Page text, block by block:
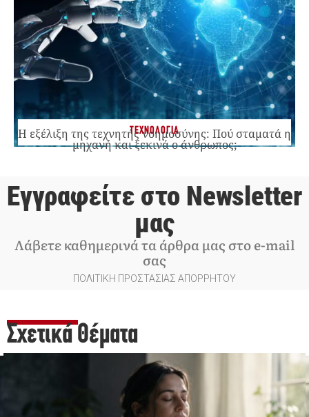
ΤΕΧΝΟΛΟΓΙΑ
Η εξέλιξη της τεχνητής νοημοσύνης: Πού σταματά η
μηχανή και ξεκινά ο άνθρωπος;
Εγγραφείτε στο Newsletter
μας
Λάβετε καθημερινά τα άρθρα μας στο e-mail
σας
ΠΟΛΙΤΙΚΗ ΠΡΟΣΤΑΣΙΑΣ ΑΠΟΡΡΗΤΟΥ
Σχετικά Θέματα